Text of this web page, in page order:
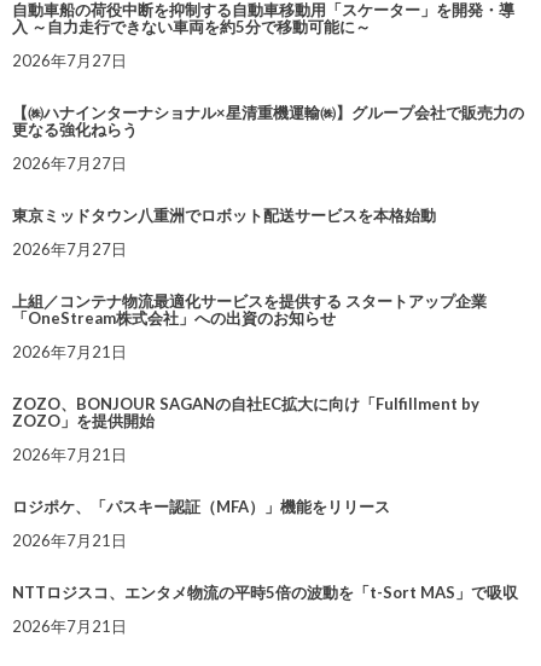
自動車船の荷役中断を抑制する自動車移動用「スケーター」を開発・導
入 ～自力走行できない車両を約5分で移動可能に～
2026年7月27日
【㈱ハナインターナショナル×星清重機運輸㈱】グループ会社で販売力の
更なる強化ねらう
2026年7月27日
東京ミッドタウン八重洲でロボット配送サービスを本格始動
2026年7月27日
上組／コンテナ物流最適化サービスを提供する スタートアップ企業
「OneStream株式会社」への出資のお知らせ
2026年7月21日
ZOZO、BONJOUR SAGANの自社EC拡大に向け「Fulfillment by
ZOZO」を提供開始
2026年7月21日
ロジポケ、「パスキー認証（MFA）」機能をリリース
2026年7月21日
NTTロジスコ、エンタメ物流の平時5倍の波動を「t-Sort MAS」で吸収
2026年7月21日